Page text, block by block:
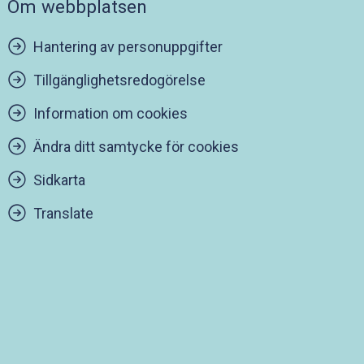
Om webbplatsen
Hantering av personuppgifter
Tillgänglighetsredogörelse
Information om cookies
Ändra ditt samtycke för cookies
Sidkarta
Translate